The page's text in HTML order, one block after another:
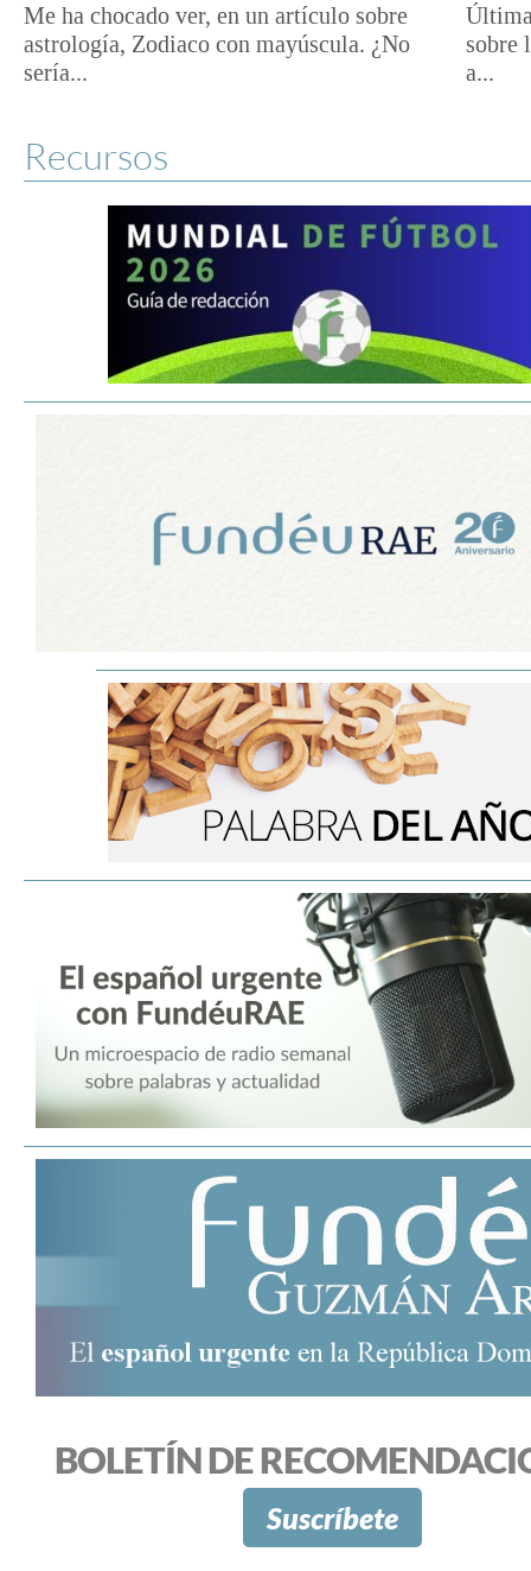
Me ha chocado ver, en un artículo sobre
astrología, Zodiaco con mayúscula. ¿No
sería...
sobre
a...
Recursos
BOLETÍN DE
Suscríbete